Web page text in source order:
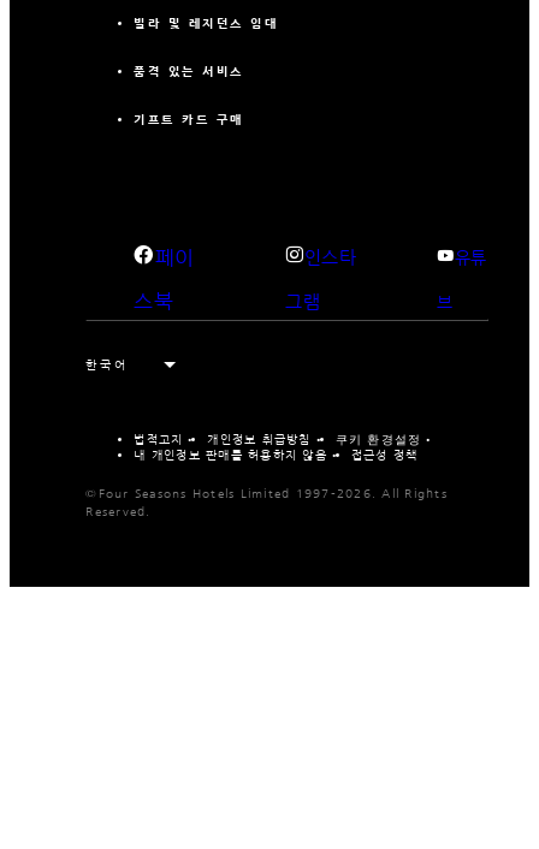
빌라 및 레지던스 임대
품격 있는 서비스
기프트 카드 구매
페이
스북
인스타
그램
유튜
브
법적고지 개인정보 취급방침
쿠키 환경설정
내 개인정보 판매를 허용하지 않음
접근성 정책
©Four Seasons Hotels Limited 1997-2026. All Rights
Reserved.